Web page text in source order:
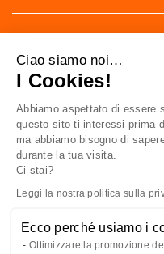
41 av. de l’agent Sarre
92700 Colombes
France
CONOSCERCI
Ciao siamo noi…
I Cookies!
Abbiamo aspettato di essere
questo sito ti interessi prima
ma abbiamo bisogno di
durante la tua visita.
Ci stai?
Leggi la nostra politica sulla
Ecco perché usiamo i
Ottimizzare la promozione